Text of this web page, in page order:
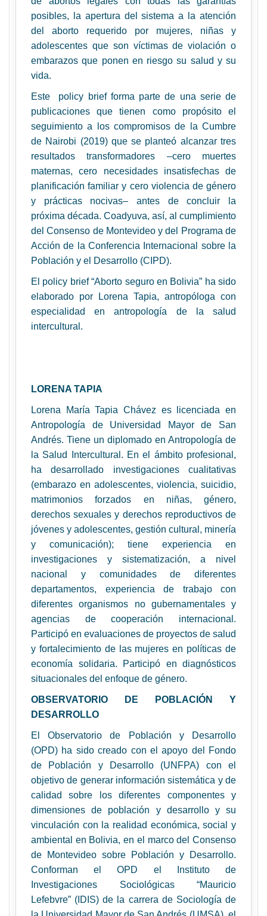
posibles, la apertura del sistema a la atención
del aborto requerido por mujeres, niñas y
adolescentes que son víctimas de violación o
embarazos que ponen en riesgo su salud y su
vida.
Este policy brief forma parte de una serie de
publicaciones que tienen como propósito el
seguimiento a los compromisos de la Cumbre
de Nairobi (2019) que se planteó alcanzar tres
resultados transformadores –cero muertes
maternas, cero necesidades insatisfechas de
planificación familiar y cero violencia de género
y prácticas nocivas– antes de concluir la
próxima década. Coadyuva, así, al cumplimiento
del Consenso de Montevideo y del Programa de
Acción de la Conferencia Internacional sobre la
Población y el Desarrollo (CIPD).
El policy brief “Aborto seguro en Bolivia” ha sido
elaborado por Lorena Tapia, antropóloga con
especialidad en antropología de la salud
intercultural.
LORENA TAPIA
Lorena María Tapia Chávez es licenciada en
Antropología de Universidad Mayor de San
Andrés. Tiene un diplomado en Antropología de
la Salud Intercultural. En el ámbito profesional,
ha desarrollado investigaciones cualitativas
(embarazo en adolescentes, violencia, suicidio,
matrimonios forzados en niñas, género,
derechos sexuales y derechos reproductivos de
jóvenes y adolescentes, gestión cultural, minería
y comunicación); tiene experiencia en
investigaciones y sistematización, a nivel
nacional y comunidades de diferentes
departamentos, experiencia de trabajo con
diferentes organismos no gubernamentales y
agencias de cooperación internacional.
Participó en evaluaciones de proyectos de salud
y fortalecimiento de las mujeres en políticas de
economía solidaria. Participó en diagnósticos
situacionales del enfoque de género.
OBSERVATORIO DE POBLACIÓN Y
DESARROLLO
El Observatorio de Población y Desarrollo
(OPD) ha sido creado con el apoyo del Fondo
de Población y Desarrollo (UNFPA) con el
objetivo de generar información sistemática y de
calidad sobre los diferentes componentes y
dimensiones de población y desarrollo y su
vinculación con la realidad económica, social y
ambiental en Bolivia, en el marco del Consenso
de Montevideo sobre Población y Desarrollo.
Conforman el OPD el Instituto de
Investigaciones Sociológicas “Mauricio
Lefebvre” (IDIS) de la carrera de Sociología de